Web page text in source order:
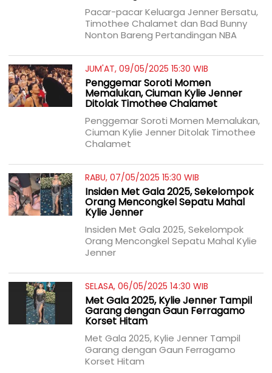
Pacar-pacar Keluarga Jenner Bersatu,
Timothee Chalamet dan Bad Bunny
Nonton Bareng Pertandingan NBA
JUM'AT, 09/05/2025 15:30 WIB
Penggemar Soroti Momen
Memalukan, Ciuman Kylie Jenner
Ditolak Timothee Chalamet
Penggemar Soroti Momen Memalukan,
Ciuman Kylie Jenner Ditolak Timothee
Chalamet
RABU, 07/05/2025 15:30 WIB
Insiden Met Gala 2025, Sekelompok
Orang Mencongkel Sepatu Mahal
Kylie Jenner
Insiden Met Gala 2025, Sekelompok
Orang Mencongkel Sepatu Mahal Kylie
Jenner
SELASA, 06/05/2025 14:30 WIB
Met Gala 2025, Kylie Jenner Tampil
Garang dengan Gaun Ferragamo
Korset Hitam
Met Gala 2025, Kylie Jenner Tampil
Garang dengan Gaun Ferragamo
Korset Hitam